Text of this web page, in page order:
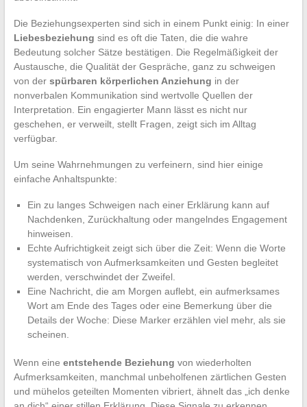
Die Beziehungsexperten sind sich in einem Punkt einig: In einer
Liebesbeziehung sind es oft die Taten, die die wahre
Bedeutung solcher Sätze bestätigen. Die Regelmäßigkeit der
Austausche, die Qualität der Gespräche, ganz zu schweigen
von der spürbaren körperlichen Anziehung in der
nonverbalen Kommunikation sind wertvolle Quellen der
Interpretation. Ein engagierter Mann lässt es nicht nur
geschehen, er verweilt, stellt Fragen, zeigt sich im Alltag
verfügbar.
Um seine Wahrnehmungen zu verfeinern, sind hier einige
einfache Anhaltspunkte:
Ein zu langes Schweigen nach einer Erklärung kann auf
Nachdenken, Zurückhaltung oder mangelndes Engagement
hinweisen.
Echte Aufrichtigkeit zeigt sich über die Zeit: Wenn die Worte
systematisch von Aufmerksamkeiten und Gesten begleitet
werden, verschwindet der Zweifel.
Eine Nachricht, die am Morgen auflebt, ein aufmerksames
Wort am Ende des Tages oder eine Bemerkung über die
Details der Woche: Diese Marker erzählen viel mehr, als sie
scheinen.
Wenn eine entstehende Beziehung von wiederholten
Aufmerksamkeiten, manchmal unbeholfenen zärtlichen Gesten
und mühelos geteilten Momenten vibriert, ähnelt das „ich denke